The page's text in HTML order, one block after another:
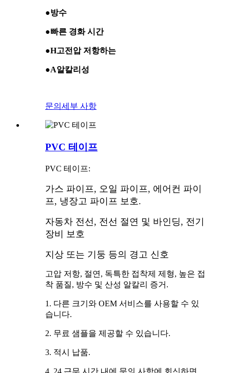
●방수
●빠른 경화 시간
●H고전압 저항하는
●A알칼리성
문의 세부 사항
PVC 테이프
PVC 테이프:
가스 파이프, 오일 파이프, 에어컨 파이
프, 냉장고 파이프 보호.
자동차 전선, 전선 절연 및 바인딩, 전기
장비 보호
지상 또는 기둥 등의 경고 신호
고압 저항, 절연, 독특한 접착제 제형, 높은 접
착 품질, 방수 및 산성 알칼리 증거.
1. 다른 크기와 OEM 서비스를 사용할 수 있
습니다.
2. 무료 샘플을 제공할 수 있습니다.
3. 적시 납품.
4. 24 근무 시간 내에 문의 사항에 회신하면